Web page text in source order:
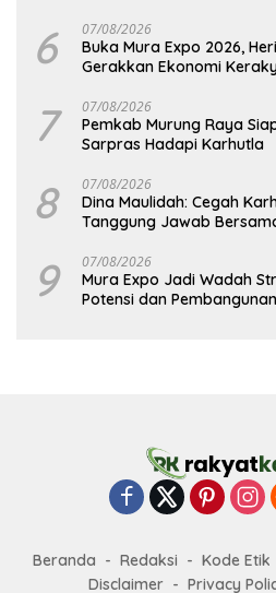
6 07/08/2026
Buka Mura Expo 2026,
Gerakkan Ekonomi
7 07/08/2026
Pemkab Murung Raya
Sarpras Hadapi Karhutla
8 07/08/2026
Dina Maulidah: Cegah
Tanggung Jawab
9 07/08/2026
Mura Expo Jadi Wadah
Potensi dan
Beranda Redaksi Kode Etik
Disclaimer
Privacy